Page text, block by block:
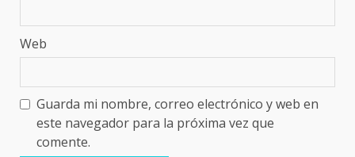
Web
Guarda mi nombre, correo electrónico y web en
este navegador para la próxima vez que
comente.